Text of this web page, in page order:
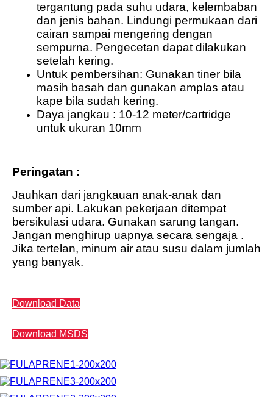
tergantung pada suhu udara, kelembaban
dan jenis bahan. Lindungi permukaan dari
cairan sampai mengering dengan
sempurna. Pengecetan dapat dilakukan
setelah kering.
Untuk pembersihan: Gunakan tiner bila
masih basah dan gunakan amplas atau
kape bila sudah kering.
Daya jangkau : 10-12 meter/cartridge
untuk ukuran 10mm
Peringatan :
Jauhkan dari jangkauan anak-anak dan
sumber api. Lakukan pekerjaan ditempat
bersikulasi udara. Gunakan sarung tangan.
Jangan menghirup uapnya secara sengaja .
Jika tertelan, minum air atau susu dalam jumlah
yang banyak.
Download Data
Download MSDS